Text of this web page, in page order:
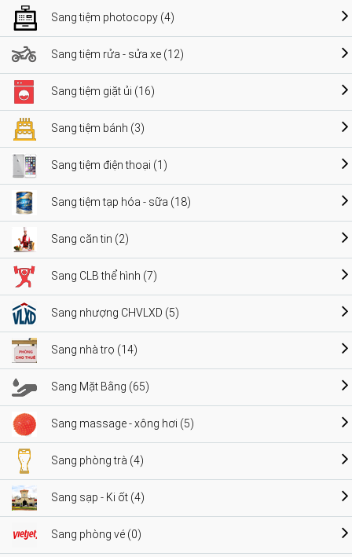
Sang tiệm photocopy (4)
Sang tiệm rửa - sửa xe (12)
Sang tiệm giặt ủi (16)
Sang tiệm bánh (3)
Sang tiệm điện thoại (1)
Sang tiệm tạp hóa - sữa (18)
Sang căn tin (2)
Sang CLB thể hình (7)
Sang nhượng CHVLXD (5)
Sang nhà trọ (14)
Sang Mặt Bằng (65)
Sang massage - xông hơi (5)
Sang phòng trà (4)
Sang sạp - Ki ốt (4)
Sang phòng vé (0)